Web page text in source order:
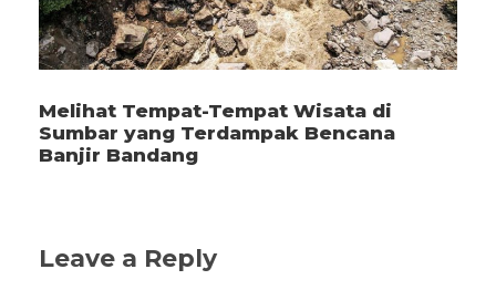
Melihat Tempat-Tempat Wisata di
Sumbar yang Terdampak Bencana
Banjir Bandang
Leave a Reply